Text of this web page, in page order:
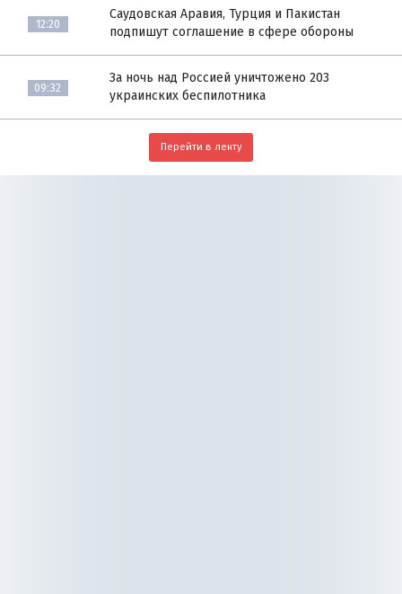
12:20
Саудовская Аравия, Турция и Пакистан
подпишут соглашение в сфере обороны
09:32
За ночь над Россией уничтожено 203
украинских беспилотника
Перейти в ленту